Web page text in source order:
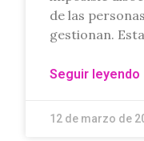
de las
gestionan.
Seguir leyendo
12 de marzo de